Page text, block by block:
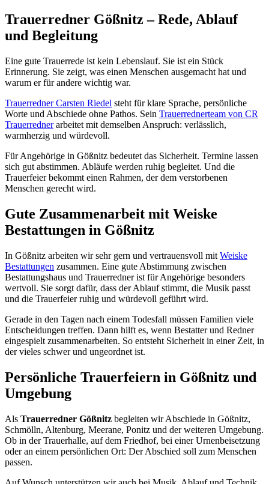
Trauerredner Gößnitz – Rede, Ablauf
und Begleitung
Eine gute Trauerrede ist kein Lebenslauf. Sie ist ein Stück
Erinnerung. Sie zeigt, was einen Menschen ausgemacht hat und
warum er für andere wichtig war.
Trauerredner Carsten Riedel steht für klare Sprache, persönliche
Worte und Abschiede ohne Pathos. Sein Trauerrednerteam von CR
Trauerrednerarbeitet mit demselben Anspruch: verlässlich,
warmherzig und würdevoll.
Für Angehörige in Gößnitz bedeutet das Sicherheit. Termine lassen
sich gut abstimmen. Abläufe werden ruhig begleitet. Und die
Trauerfeier bekommt einen Rahmen, der dem verstorbenen
Menschen gerecht wird.
Gute Zusammenarbeit mit Weiske
Bestattungen in Gößnitz
In Gößnitz arbeiten wir sehr gern und vertrauensvoll mit Weiske
Bestattungen zusammen. Eine gute Abstimmung zwischen
Bestattungshaus und Trauerredner ist für Angehörige besonders
wertvoll. Sie sorgt dafür, dass der Ablauf stimmt, die Musik passt
und die Trauerfeier ruhig und würdevoll geführt wird.
Gerade in den Tagen nach einem Todesfall müssen Familien viele
Entscheidungen treffen. Dann hilft es, wenn Bestatter und Redner
eingespielt zusammenarbeiten. So entsteht Sicherheit in einer Zeit, in
der vieles schwer und ungeordnet ist.
Persönliche Trauerfeiern in Gößnitz und
Umgebung
Als Trauerredner Gößnitz begleiten wir Abschiede in Gößnitz,
Schmölln, Altenburg, Meerane, Ponitz und der weiteren Umgebung.
Ob in der Trauerhalle, auf dem Friedhof, bei einer Urnenbeisetzung
oder an einem persönlichen Ort: Der Abschied soll zum Menschen
passen.